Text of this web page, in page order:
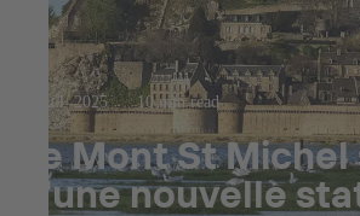
23 juil. 2025 10 min read
Le Mont St
d'une nouvelle